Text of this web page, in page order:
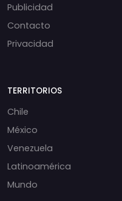
Publicidad
Contacto
Privacidad
TERRITORIOS
Chile
México
Venezuela
Latinoamérica
Mundo